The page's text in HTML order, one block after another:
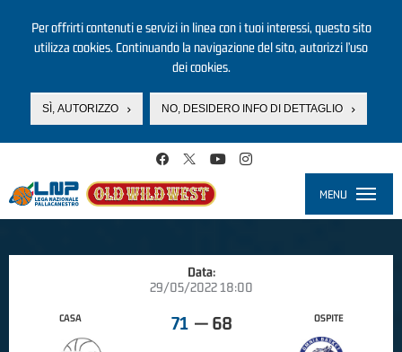
Per offrirti contenuti e servizi in linea con i tuoi interessi, questo sito
utilizza cookies. Continuando la navigazione del sito, autorizzi l’uso
dei cookies.
SÌ, AUTORIZZO NO, DESIDERO INFO DI DETTAGLIO
MENU
Data:
29/05/2022 18:00
CASA 71 — 68 OSPITE